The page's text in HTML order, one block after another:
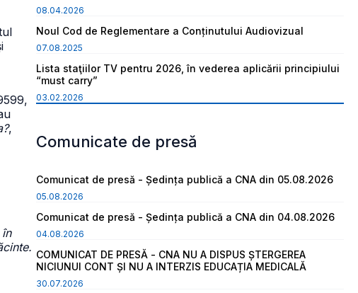
,
08.04.2026
Noul Cod de Reglementare a Conținutului Audiovizual
07.08.2025
Lista staţiilor TV pentru 2026, în vederea aplicării principiului
“must carry”
03.02.2026
Comunicate de presă
Comunicat de presă - Ședința publică a CNA din 05.08.2026
05.08.2026
Comunicat de presă - Ședința publică a CNA din 04.08.2026
04.08.2026
COMUNICAT DE PRESĂ - CNA NU A DISPUS ȘTERGEREA
NICIUNUI CONT ȘI NU A INTERZIS EDUCAȚIA MEDICALĂ
30.07.2026